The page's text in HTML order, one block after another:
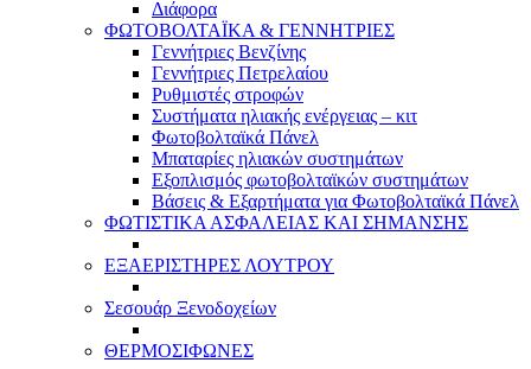
Διάφορα
ΦΩΤΟΒΟΛΤΑΪΚΑ & ΓΕΝΝΗΤΡΙΕΣ
Γεννήτριες Βενζίνης
Γεννήτριες Πετρελαίου
Ρυθμιστές στροφών
Συστήματα ηλιακής ενέργειας – κιτ
Φωτοβολταϊκά Πάνελ
Μπαταρίες ηλιακών συστημάτων
Εξοπλισμός φωτοβολταϊκών συστημάτων
Βάσεις & Εξαρτήματα για Φωτοβολταϊκά Πάνελ
ΦΩΤΙΣΤΙΚΑ ΑΣΦΑΛΕΙΑΣ ΚΑΙ ΣΗΜΑΝΣΗΣ
ΕΞΑΕΡΙΣΤΗΡΕΣ ΛΟΥΤΡΟΥ
Σεσουάρ Ξενοδοχείων
ΘΕΡΜΟΣΙΦΩΝΕΣ